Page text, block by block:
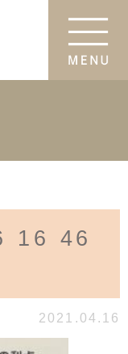
16 46
2021.04.16